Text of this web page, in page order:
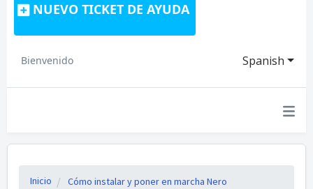
NUEVO TICKET DE AYUDA
Spanish
Bienvenido
Inicio
Cómo instalar y poner en marcha Nero